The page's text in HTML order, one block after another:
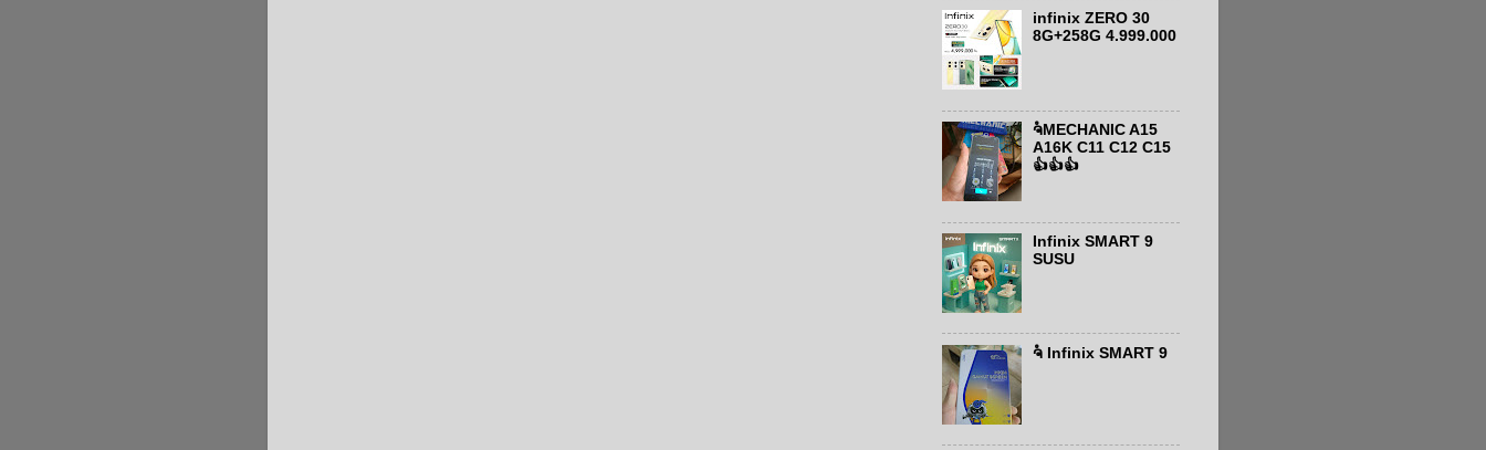
infinix ZERO 30
8G+258G 4.999.000
ຈໍMECHANIC A15
A16K C11 C12 C15
👍👍👍
Infinix SMART 9
SUSU
ຈໍ Infinix SMART 9